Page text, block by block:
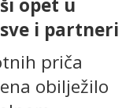
opet u
i partneri
priča
obilježilo